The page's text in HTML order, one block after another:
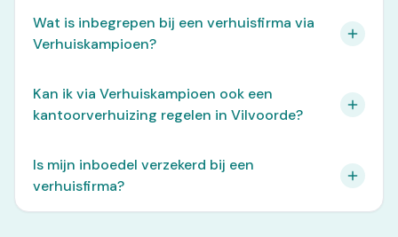
Wat is inbegrepen bij een verhuisfirma via
Verhuiskampioen?
Kan ik via Verhuiskampioen ook een
kantoorverhuizing regelen in Vilvoorde?
Is mijn inboedel verzekerd bij een
verhuisfirma?